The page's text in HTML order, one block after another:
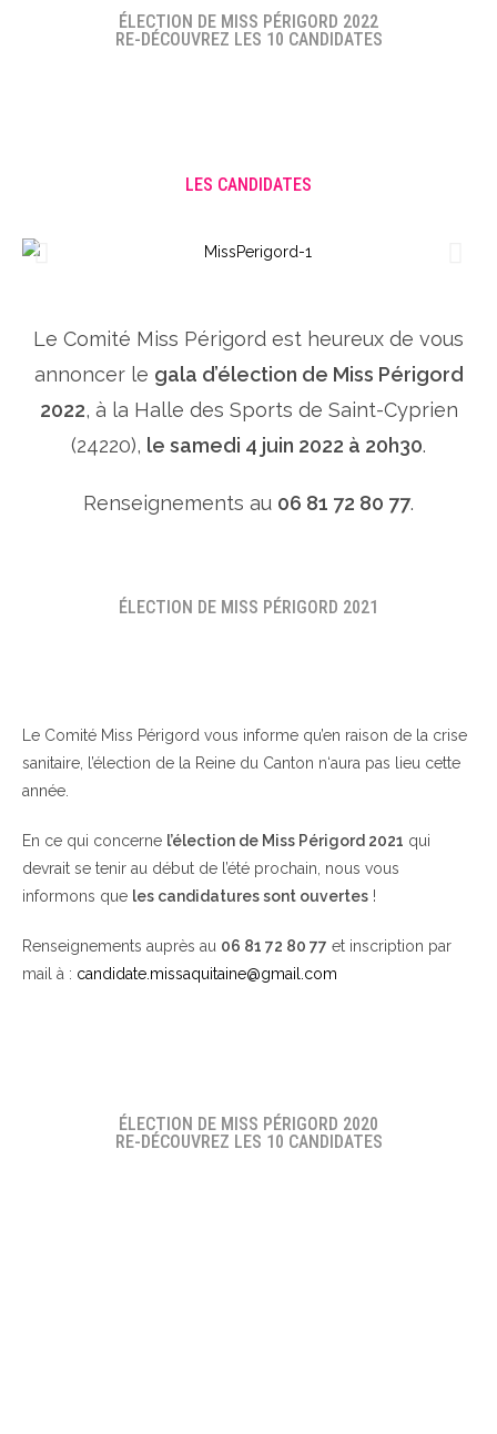
ÉLECTION DE MISS PÉRIGORD 2022
RE-DÉCOUVREZ LES 10 CANDIDATES
LES CANDIDATES
Le Comité Miss Périgord est heureux de vous
annoncer le gala d’élection de Miss Périgord
2022, à la Halle des Sports de Saint-Cyprien
(24220), le samedi 4 juin 2022 à 20h30.
Renseignements au 06 81 72 80 77.
ÉLECTION DE MISS PÉRIGORD 2021
Le Comité Miss Périgord vous informe qu’en raison de la crise
sanitaire, l’élection de la Reine du Canton n‘aura pas lieu cette
année.
En ce qui concerne l’élection de Miss Périgord 2021 qui
devrait se tenir au début de l’été prochain, nous vous
informons que les candidatures sont ouvertes !
Renseignements auprès au 06 81 72 80 77 et inscription par
mail à : candidate.missaquitaine@gmail.com
ÉLECTION DE MISS PÉRIGORD 2020
RE-DÉCOUVREZ LES 10 CANDIDATES